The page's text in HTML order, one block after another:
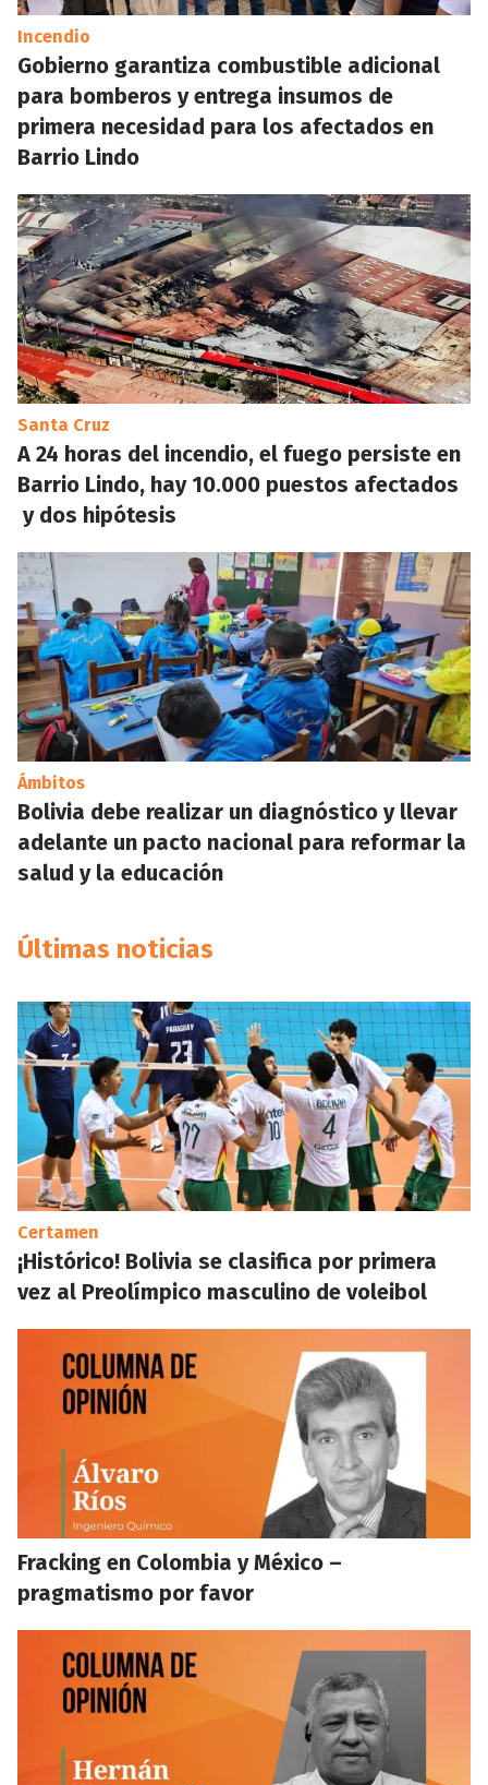
Incendio
Gobierno garantiza combustible adicional
para bomberos y entrega insumos de
primera necesidad para los afectados en
Barrio Lindo
Santa Cruz
A 24 horas del incendio, el fuego persiste en
Barrio Lindo, hay 10.000 puestos afectados
y dos hipótesis
Ámbitos
Bolivia debe realizar un diagnóstico y llevar
adelante un pacto nacional para reformar la
salud y la educación
Últimas noticias
Certamen
¡Histórico! Bolivia se clasifica por primera
vez al Preolímpico masculino de voleibol
Fracking en Colombia y México –
pragmatismo por favor